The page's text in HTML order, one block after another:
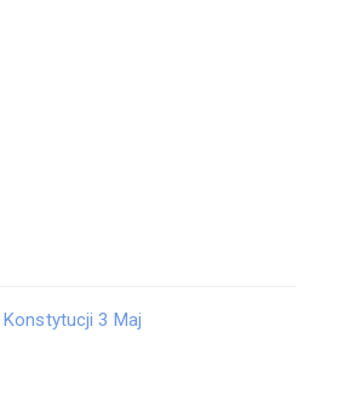
3 Maj